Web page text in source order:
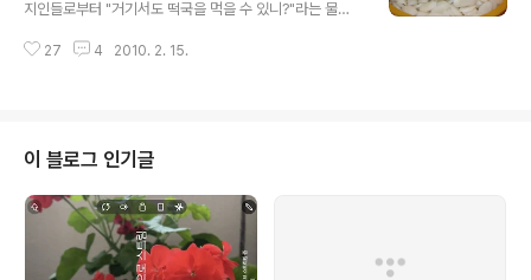
간 경기 과정과 결과가 너무나 궁금했다. 댓글에 나와 있는
지인들로부터 "거기서도 떡국을 먹을 수 있니?"라는 물음
무척 걱정스러울 것이다. 특히 자녀를 외국에 보낸 부모들
유학생, 교환학생들도 함께 모인다. 올해 설인 어제(14일)
도 한 40여명이 모였다. 떡국을 비롯한 다양한 음식을 푸
짐하게 먹고, 윷놀이까지 즐겁게 했다. 오후 2시에 시작한
모임이 밤 10시가 넘어서야 끝날 정도로 즐겁고 재미난 설
날을 보냈다. 교민팀과 학생팀으로 나눈 윷놀이는 그야말
로 잡고 잡히는 박진감 넘치..
27 4 2010. 2. 15.
이 블로그 인기글